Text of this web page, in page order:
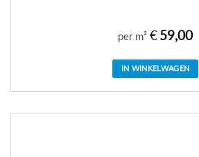
per m² €59,00
IN WINKELWAGEN